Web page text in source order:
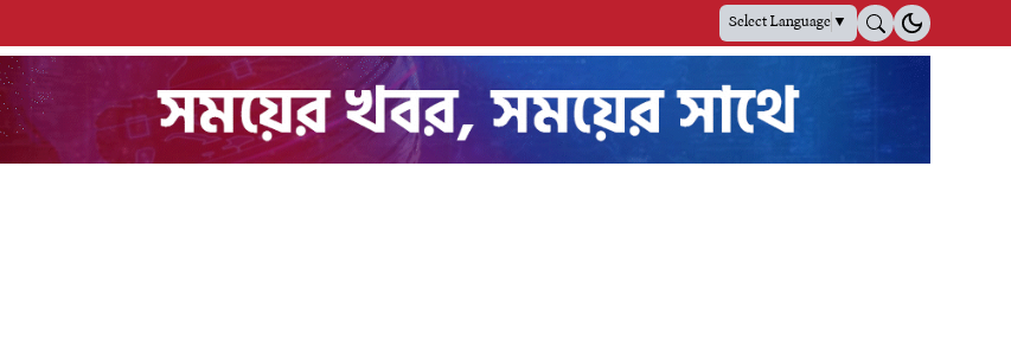
Select Language▼